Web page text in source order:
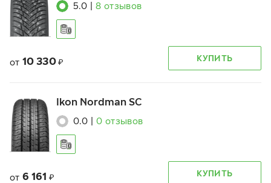
5.0 8 отзывов
от 10 330 ₽ КУПИТЬ
Ikon Nordman SC
0.0 0 отзывов
от 6 161 ₽ КУПИТЬ